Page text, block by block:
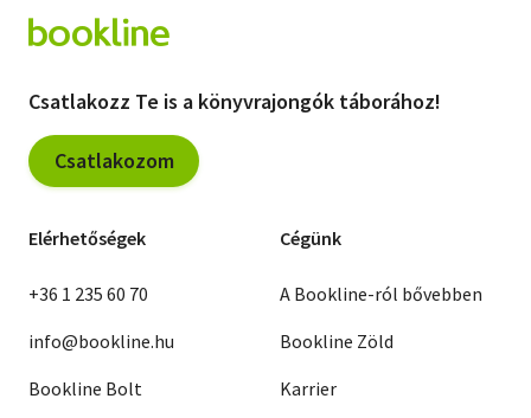
Csatlakozz Te is a könyvrajongók táborához!
Csatlakozom
Elérhetőségek
+36 1 235 60 70
info@bookline.hu
Bookline Bolt
Cégünk
A Bookline-ról bővebben
Bookline Zöld
Karrier